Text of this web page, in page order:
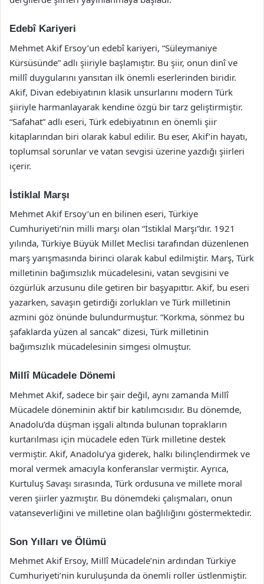
Edebî Kariyeri
Mehmet Akif Ersoy’un edebî kariyeri, “Süleymaniye
Kürsüsünde” adlı şiiriyle başlamıştır. Bu şiir, onun dinî ve
millî duygularını yansıtan ilk önemli eserlerinden biridir.
Akif, Divan edebiyatının klasik unsurlarını modern Türk
şiiriyle harmanlayarak kendine özgü bir tarz geliştirmiştir.
“Safahat” adlı eseri, Türk edebiyatının en önemli şiir
kitaplarından biri olarak kabul edilir. Bu eser, Akif’in hayatı,
toplumsal sorunlar ve vatan sevgisi üzerine yazdığı şiirleri
içerir.
İstiklal Marşı
Mehmet Akif Ersoy’un en bilinen eseri, Türkiye
Cumhuriyeti’nin milli marşı olan “İstiklal Marşı”dır. 1921
yılında, Türkiye Büyük Millet Meclisi tarafından düzenlenen
marş yarışmasında birinci olarak kabul edilmiştir. Marş, Türk
milletinin bağımsızlık mücadelesini, vatan sevgisini ve
özgürlük arzusunu dile getiren bir başyapıttır. Akif, bu eseri
yazarken, savaşın getirdiği zorlukları ve Türk milletinin
azmini göz önünde bulundurmuştur. “Korkma, sönmez bu
şafaklarda yüzen al sancak” dizesi, Türk milletinin
bağımsızlık mücadelesinin simgesi olmuştur.
Millî Mücadele Dönemi
Mehmet Akif, sadece bir şair değil, aynı zamanda Millî
Mücadele döneminin aktif bir katılımcısıdır. Bu dönemde,
Anadolu’da düşman işgali altında bulunan toprakların
kurtarılması için mücadele eden Türk milletine destek
vermiştir. Akif, Anadolu’ya giderek, halkı bilinçlendirmek ve
moral vermek amacıyla konferanslar vermiştir. Ayrıca,
Kurtuluş Savaşı sırasında, Türk ordusuna ve millete moral
veren şiirler yazmıştır. Bu dönemdeki çalışmaları, onun
vatanseverliğini ve milletine olan bağlılığını göstermektedir.
Son Yılları ve Ölümü
Mehmet Akif Ersoy, Millî Mücadele’nin ardından Türkiye
Cumhuriyeti’nin kuruluşunda da önemli roller üstlenmiştir.